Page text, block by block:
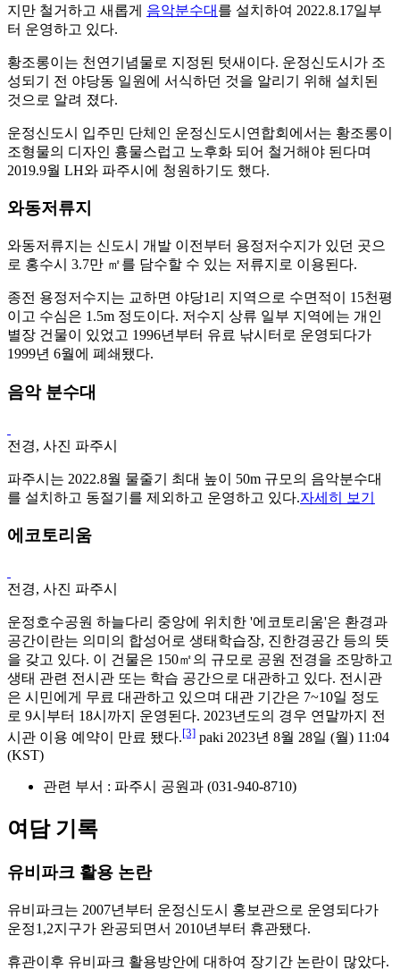
지만 철거하고 새롭게 음악분수대 를 설치하여 2022.8.17일부
터 운영하고 있다.
황조롱이는 천연기념물로 지정된 텃새이다. 운정신도시가 조
성되기 전 야당동 일원에 서식하던 것을 알리기 위해 설치된
것으로 알려 졌다.
운정신도시 입주민 단체인 운정신도시연합회에서는 황조롱이
조형물의 디자인 흉물스럽고 노후화 되어 철거해야 된다며
2019.9월 LH와 파주시에 청원하기도 했다.
와동저류지
와동저류지는 신도시 개발 이전부터 용정저수지가 있던 곳으
로 홍수시 3.7만 ㎡를 담수할 수 있는 저류지로 이용된다.
종전 용정저수지는 교하면 야당1리 지역으로 수면적이 15천평
이고 수심은 1.5m 정도이다. 저수지 상류 일부 지역에는 개인
별장 건물이 있었고 1996년부터 유료 낚시터로 운영되다가
1999년 6월에 폐쇄됐다.
음악 분수대
전경, 사진 파주시
파주시는 2022.8월 물줄기 최대 높이 50m 규모의 음악분수대
를 설치하고 동절기를 제외하고 운영하고 있다.자세히 보기
에코토리움
전경, 사진 파주시
운정호수공원 하늘다리 중앙에 위치한 '에코토리움'은 환경과
공간이란는 의미의 합성어로 생태학습장, 진한경공간 등의 뜻
을 갖고 있다. 이 건물은 150㎡의 규모로 공원 전경을 조망하고
생태 관련 전시관 또는 학습 공간으로 대관하고 있다. 전시관
은 시민에게 무료 대관하고 있으며 대관 기간은 7~10일 정도
로 9시부터 18시까지 운영된다. 2023년도의 경우 연말까지 전
시관 이용 예약이 만료 됐다.[3] paki 2023년 8월 28일 (월) 11:04
(KST)
관련 부서 : 파주시 공원과 (031-940-8710)
여담 기록
유비파크 활용 논란
유비파크는 2007년부터 운정신도시 홍보관으로 운영되다가
운정1,2지구가 완공되면서 2010년부터 휴관됐다.
휴관이후 유비파크 활용방안에 대하여 장기간 논란이 많았다.